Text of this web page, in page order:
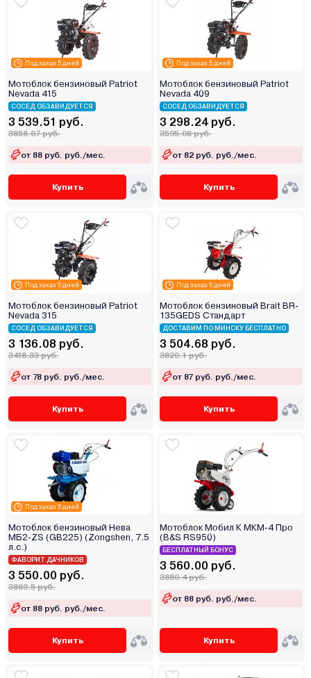
Под заказ 5 дней
Мотоблок бензиновый Patriot
Nevada 415
СОСЕД ОБЗАВИДУЕТСЯ
3 539.51 руб.
3858.07 руб.
от 88 руб. руб./мес.
Купить
Под заказ 5 дней
Мотоблок бензиновый Patriot
Nevada 409
СОСЕД ОБЗАВИДУЕТСЯ
3 298.24 руб.
3595.08 руб.
от 82 руб. руб./мес.
Купить
Под заказ 5 дней
Мотоблок бензиновый Patriot
Nevada 315
СОСЕД ОБЗАВИДУЕТСЯ
3 136.08 руб.
3418.33 руб.
от 78 руб. руб./мес.
Купить
Под заказ 5 дней
Мотоблок бензиновый Brait BR-
135GEDS Стандарт
ДОСТАВИМ ПО МИНСКУ БЕСПЛАТНО
3 504.68 руб.
3820.1 руб.
от 87 руб. руб./мес.
Купить
Под заказ 5 дней
Мотоблок бензиновый Нева
МБ2-ZS (GB225) (Zongshen, 7.5
л.с.)
ФАВОРИТ ДАЧНИКОВ
3 550.00 руб.
3869.5 руб.
от 88 руб. руб./мес.
Купить
Мотоблок Мобил К МКМ-4 Про
(B&S RS950)
БЕСПЛАТНЫЙ БОНУС
3 560.00 руб.
3880.4 руб.
от 88 руб. руб./мес.
Купить